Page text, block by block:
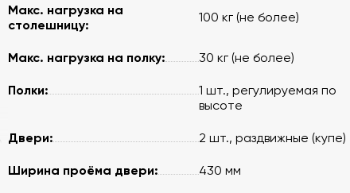
Макс. нагрузка на
столешницу:
100 кг (не более)
Макс. нагрузка на полку: 30 кг (не более)
Полки:
1 шт., регулируемая по
высоте
Двери: 2 шт., раздвижные (купе)
Ширина проёма двери: 430 мм